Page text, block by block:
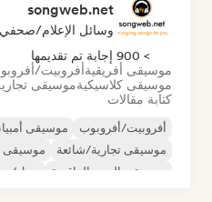
songweb.net
وسائل الإعلام/صحفي
> 900 إجابة تم تقديمها
موسيقى أفريقيةأفروبيت/
موسيقى كلاسيكيةموسيقى
كتابة مقالات
أفروبيت/أفروبوب موسيقى
موسيقى تجارية/شائعة
موسيقى
موسيقى البوب الراقصة
دريل/